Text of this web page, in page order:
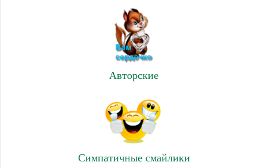
Авторские
Симпатичные смайлики